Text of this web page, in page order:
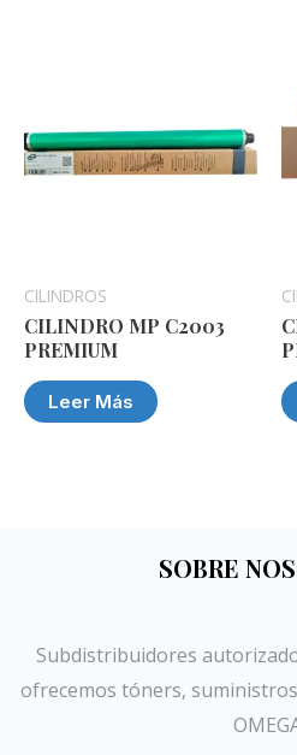
CILINDROS
CILINDRO MP C2003
PREMIUM
Leer Más
SOBRE
Subdistribuidores
ofrecemos tóners,